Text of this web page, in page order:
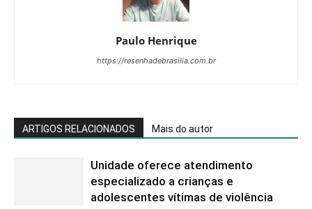
Paulo Henrique
https://resenhadebrasilia.com.br
ARTIGOS RELACIONADOS Mais do autor
Unidade oferece atendimento
especializado a crianças e
adolescentes vítimas de violência